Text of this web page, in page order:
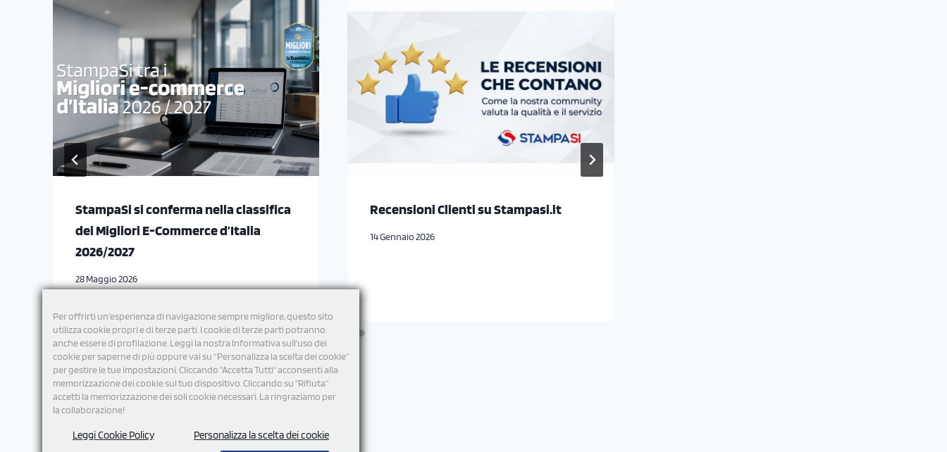
Per offrirti un'esperienza di navigazione sempre migliore, questo sito
utilizza cookie propri e di terze parti. I cookie di terze parti potranno
anche essere di profilazione. Leggi la nostra Informativa sull’uso dei
cookie per saperne di più oppure vai su “Personalizza la scelta dei cookie”
per gestire le tue impostazioni. Cliccando "Accetta Tutti" acconsenti alla
memorizzazione dei cookie sul tuo dispositivo. Cliccando su "Rifiuta"
accetti la memorizzazione dei soli cookie necessari. La ringraziamo per
la collaborazione!
Leggi Cookie Policy Personalizza la scelta dei cookie
StampaSi si conferma nella classifica
dei Migliori E-Commerce d’Italia
2026/2027
28 Maggio 2026
Recensioni Clienti su Stampasi.it
14 Gennaio 2026